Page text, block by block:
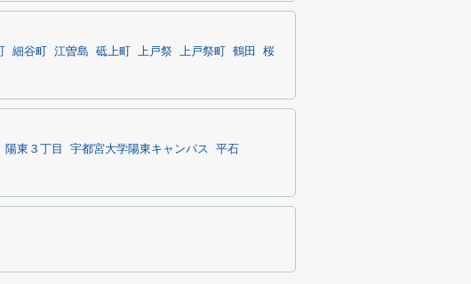
細谷町 江曽島 砥上町 上戸祭 上戸祭町 鶴田
桜
陽東３丁目 宇都宮大学陽東キャンパス
平石